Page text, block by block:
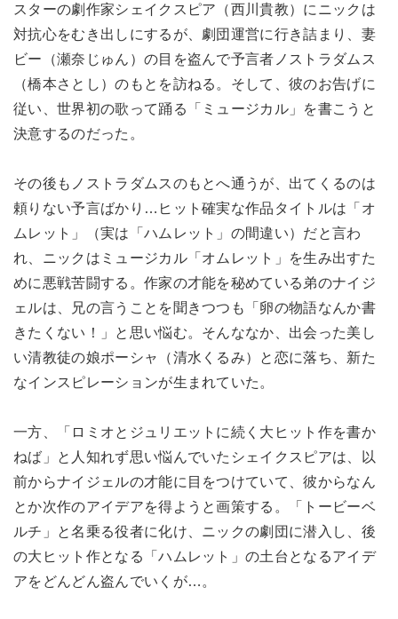
スターの劇作家シェイクスピア（西川貴教）にニックは
対抗心をむき出しにするが、劇団運営に行き詰まり、妻
ビー（瀬奈じゅん）の目を盗んで予言者ノストラダムス
（橋本さとし）のもとを訪ねる。そして、彼のお告げに
従い、世界初の歌って踊る「ミュージカル」を書こうと
決意するのだった。
その後もノストラダムスのもとへ通うが、出てくるのは
頼りない予言ばかり…ヒット確実な作品タイトルは「オ
ムレット」（実は「ハムレット」の間違い）だと言わ
れ、ニックはミュージカル「オムレット」を生み出すた
めに悪戦苦闘する。作家の才能を秘めている弟のナイジ
ェルは、兄の言うことを聞きつつも「卵の物語なんか書
きたくない！」と思い悩む。そんななか、出会った美し
い清教徒の娘ポーシャ（清水くるみ）と恋に落ち、新た
なインスピレーションが生まれていた。
一方、「ロミオとジュリエットに続く大ヒット作を書か
ねば」と人知れず思い悩んでいたシェイクスピアは、以
前からナイジェルの才能に目をつけていて、彼からなん
とか次作のアイデアを得ようと画策する。「トービーベ
ルチ」と名乗る役者に化け、ニックの劇団に潜入し、後
の大ヒット作となる「ハムレット」の土台となるアイデ
アをどんどん盗んでいくが…。